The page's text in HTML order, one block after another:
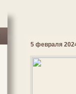
5 февраля